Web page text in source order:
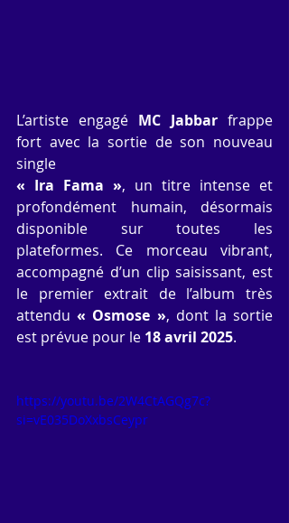
L’artiste engagé MC Jabbar frappe
fort avec la sortie de son nouveau
single
« Ira Fama », un titre intense et
profondément humain, désormais
disponible sur toutes les
plateformes. Ce morceau vibrant,
accompagné d’un clip saisissant, est
le premier extrait de l’album très
attendu « Osmose », dont la sortie
est prévue pour le 18 avril 2025.
https://youtu.be/2W4CtAGQg7c?
si=vE035DoXxbsCeypr